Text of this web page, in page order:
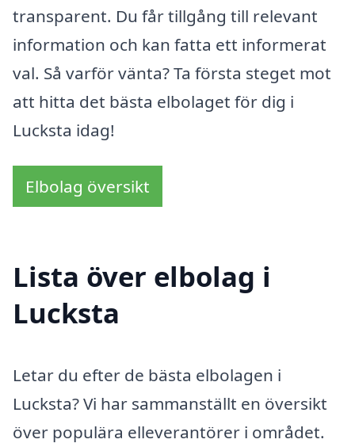
transparent. Du får tillgång till relevant
information och kan fatta ett informerat
val. Så varför vänta? Ta första steget mot
att hitta det bästa elbolaget för dig i
Lucksta idag!
Elbolag översikt
Lista över elbolag i
Lucksta
Letar du efter de bästa elbolagen i
Lucksta? Vi har sammanställt en översikt
över populära elleverantörer i området.